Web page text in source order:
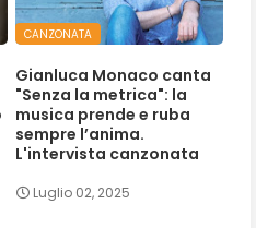
CANZONATA
Gianluca Monaco canta
"Senza la metrica": la
musica prende e ruba
sempre l’anima.
L'intervista canzonata
Luglio 02, 2025